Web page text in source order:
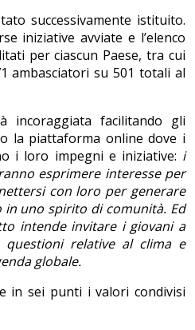
successivamente istituito.
iniziative avviate e l’elenco
per ciascun Paese, tra cui
ambasciatori su 501 totali al
incoraggiata facilitando gli
la piattaforma online dove i
i loro impegni e iniziative: i
esprimere interesse per
con loro per generare
in uno spirito di comunità. Ed
intende invitare i giovani a
relative al clima e
globale.
in sei punti i valori condivisi